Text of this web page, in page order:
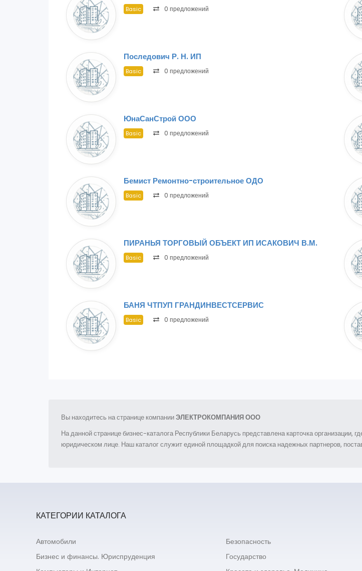
Basic 0 предложений
Последович Р. Н. ИП
Basic 0 предложений
ЮнаСанСтрой ООО
Basic 0 предложений
Бемист Ремонтно-строительное ОДО
Basic 0 предложений
ПИРАНЬЯ ТОРГОВЫЙ ОБЪЕКТ ИП ИСАКОВИЧ В.М.
Basic 0 предложений
БАНЯ ЧТПУП ГРАНДИНВЕСТСЕРВИС
Basic 0 предложений
Вы находитесь на странице компанииЭЛЕКТРОКОМПАНИЯ ООО
На данной странице бизнес-каталога Республики Беларусь представлена карточка
юридическом лице. Наш каталог служит единой площадкой для поиска надежных партнеров,
КАТЕГОРИИ КАТАЛОГА
Автомобили
Безопасность
Бизнес и финансы. Юриспруденция
Государство